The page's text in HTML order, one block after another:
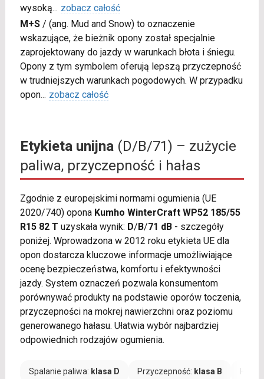
wysoką... zobacz całość
M+S/ (ang. Mud and Snow) to oznaczenie
wskazujące, że bieżnik opony został specjalnie
zaprojektowany do jazdy w warunkach błota i śniegu.
Opony z tym symbolem oferują lepszą przyczepność
w trudniejszych warunkach pogodowych. W przypadku
opon... zobacz całość
Etykieta unijna(D/B/71) – zużycie
paliwa, przyczepność i hałas
Zgodnie z europejskimi normami ogumienia (UE
2020/740) opona Kumho WinterCraft WP52 185/55
R15 82 T uzyskała wynik: D/B/71 dB- szczegóły
poniżej. Wprowadzona w 2012 roku etykieta UE dla
opon dostarcza kluczowe informacje umożliwiające
ocenę bezpieczeństwa, komfortu i efektywności
jazdy. System oznaczeń pozwala konsumentom
porównywać produkty na podstawie oporów toczenia,
przyczepności na mokrej nawierzchni oraz poziomu
generowanego hałasu. Ułatwia wybór najbardziej
odpowiednich rodzajów ogumienia.
Spalanie paliwa: klasa D Przyczepność: klasa B